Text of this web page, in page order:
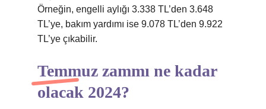
Örneğin, engelli aylığı 3.338 TL’den 3.648
TL’ye, bakım yardımı ise 9.078 TL’den 9.922
TL’ye çıkabilir.
Temmuz zammı ne kadar
olacak 2024?